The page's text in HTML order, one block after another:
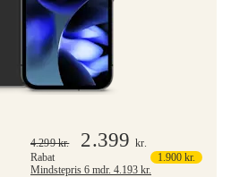
4.299kr. 2.399kr.
Rabat
1.900 kr.
Mindstepris 6 mdr. 4.193 kr.